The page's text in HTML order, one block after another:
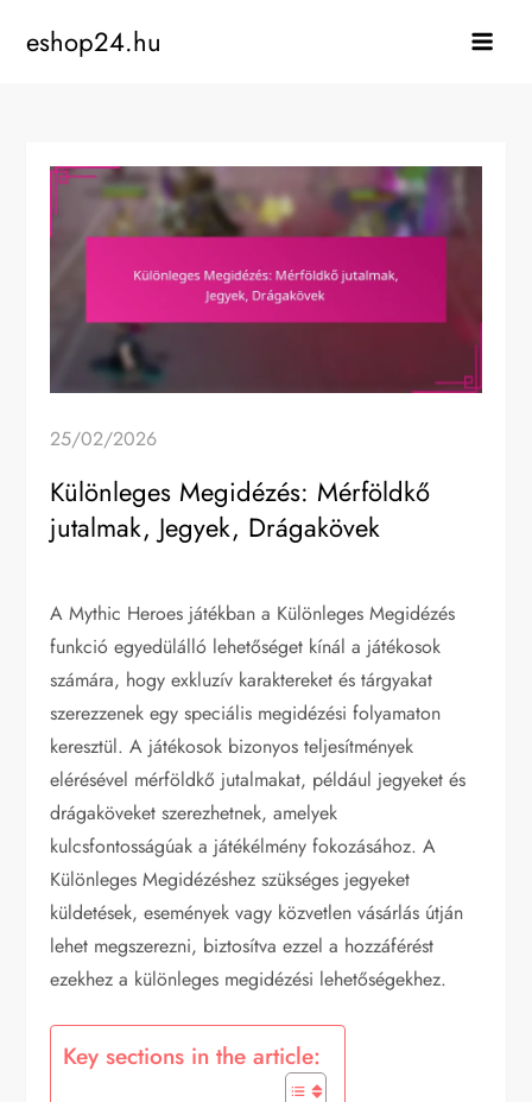
eshop24.hu
25/02/2026
Különleges Megidézés: Mérföldkő
jutalmak, Jegyek, Drágakövek
A Mythic Heroes játékban a Különleges Megidézés
funkció egyedülálló lehetőséget kínál a játékosok
számára, hogy exkluzív karaktereket és tárgyakat
szerezzenek egy speciális megidézési folyamaton
keresztül. A játékosok bizonyos teljesítmények
elérésével mérföldkő jutalmakat, például jegyeket és
drágaköveket szerezhetnek, amelyek
kulcsfontosságúak a játékélmény fokozásához. A
Különleges Megidézéshez szükséges jegyeket
küldetések, események vagy közvetlen vásárlás útján
lehet megszerezni, biztosítva ezzel a hozzáférést
ezekhez a különleges megidézési lehetőségekhez.
Key sections in the article: